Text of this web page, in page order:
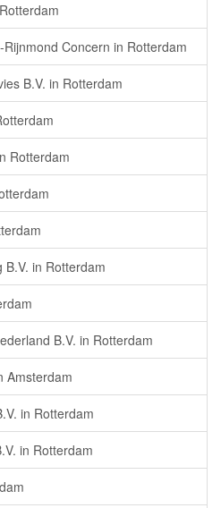
Concern in Rotterdam
B.V. in Rotterdam
Rotterdam
B.V. in Rotterdam
B.V. in Rotterdam
Amsterdam
in Rotterdam
in Rotterdam